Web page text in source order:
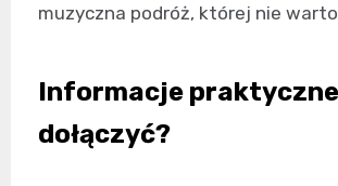
muzyczna podróż, której nie
Informacje
dołączyć?